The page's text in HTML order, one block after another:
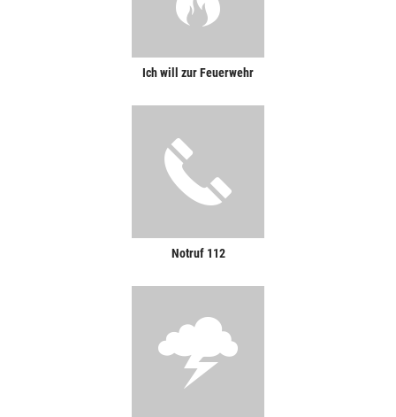
Ich will zur Feuerwehr
Notruf 112